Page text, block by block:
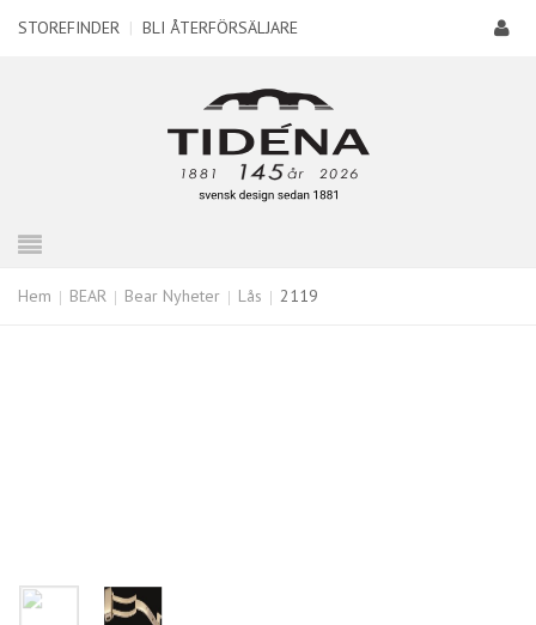
STOREFINDER | BLI ÅTERFÖRSÄLJARE
Hem BEAR Bear Nyheter Lås 2119